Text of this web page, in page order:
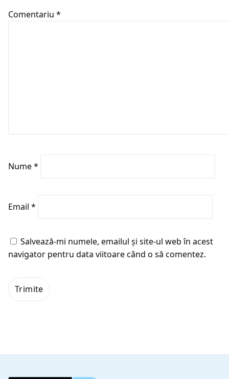
Comentariu *
Nume*
Email *
Salvează-mi numele, emailul și site-ul web în acest
navigator pentru data viitoare când o să comentez.